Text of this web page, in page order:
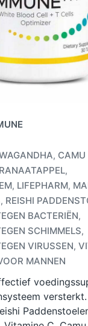
, CAMU
,
, LIFEPHARM,
, REISHI
BACTERIËN,
SCHIMMELS,
VIRUSSEN,
MANNEN